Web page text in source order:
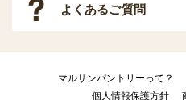
よくあるご質問
マルサンパントリーって？
個人情報保護方針